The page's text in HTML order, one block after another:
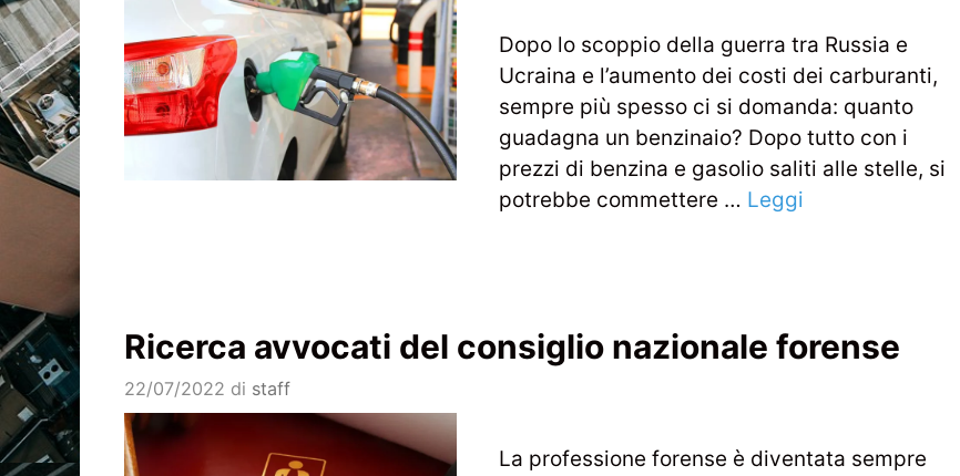
Dopo lo scoppio della guerra tra Russia e
Ucraina e l’aumento dei costi dei carburanti,
sempre più spesso ci si domanda: quanto
guadagna un benzinaio? Dopo tutto con i
prezzi di benzina e gasolio saliti alle stelle, si
potrebbe commettere … Leggi
Ricerca avvocati del consiglio nazionale forense
22/07/2022 di staff
La professione forense è diventata sempre